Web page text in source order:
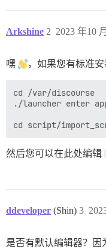
Arkshine 2023 年10
2
嘿 ，如果您有标准安
cd /var/discourse
./launcher enter
然后您可以在此处编辑
ddeveloper (Shin) 3
是否有默认编辑器？因